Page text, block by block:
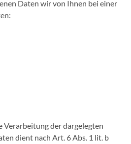
Daten wir von Ihnen bei einer
Verarbeitung der dargelegten
dient nach Art. 6 Abs. 1 lit. b